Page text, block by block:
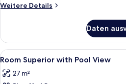
anzeigen
Weitere Details
Weitere
Superior
with
Garden
Daten
Alle
Fotos
für
4
Room Superior with Pool View
27 m²